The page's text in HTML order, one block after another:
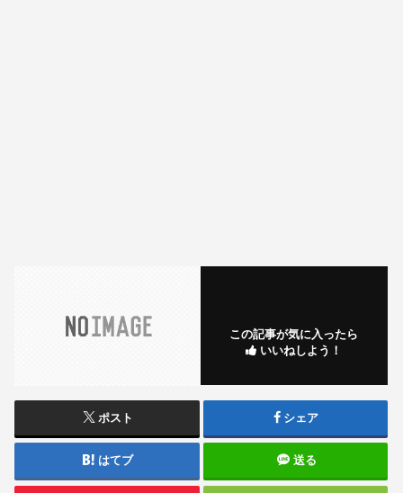
この記事が気に入ったら
いいねしよう！
ポスト シェア
はてブ 送る